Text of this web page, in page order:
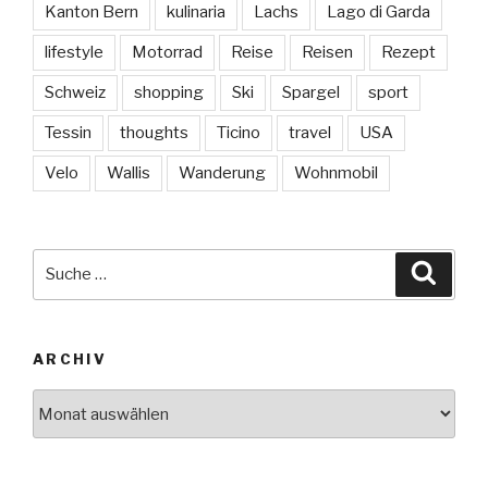
Kanton Bern kulinaria Lachs Lago di Garda
lifestyle Motorrad Reise Reisen Rezept
Schweiz shopping Ski Spargel sport
Tessin thoughts Ticino travel USA
Velo Wallis Wanderung Wohnmobil
ARCHIV